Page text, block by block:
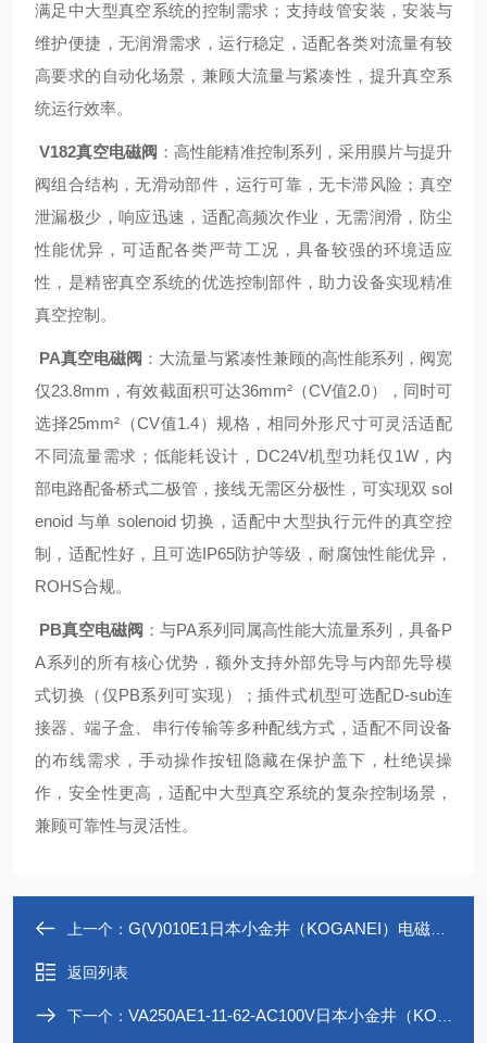
满足中大型真空系统的控制需求；支持歧管安装，安装与
维护便捷，无润滑需求，运行稳定，适配各类对流量有较
高要求的自动化场景，兼顾大流量与紧凑性，提升真空系
统运行效率。
V182真空电磁阀 ：高性能精准控制系列，采用膜片与提升
阀组合结构，无滑动部件，运行可靠，无卡滞风险；真空
泄漏极少，响应迅速，适配高频次作业，无需润滑，防尘
性能优异，可适配各类严苛工况，具备较强的环境适应
性，是精密真空系统的优选控制部件，助力设备实现精准
真空控制。
PA真空电磁阀 ：大流量与紧凑性兼顾的高性能系列，阀宽
仅23.8mm，有效截面积可达36mm²（CV值2.0），同时可
选择25mm²（CV值1.4）规格，相同外形尺寸可灵活适配
不同流量需求；低能耗设计，DC24V机型功耗仅1W，内
部电路配备桥式二极管，接线无需区分极性，可实现双 sol
enoid 与单 solenoid 切换，适配中大型执行元件的真空控
制，适配性好，且可选IP65防护等级，耐腐蚀性能优异，
ROHS合规。
PB真空电磁阀 ：与PA系列同属高性能大流量系列，具备P
A系列的所有核心优势，额外支持外部先导与内部先导模
式切换（仅PB系列可实现）；插件式机型可选配D-sub连
接器、端子盒、串行传输等多种配线方式，适配不同设备
的布线需求，手动操作按钮隐藏在保护盖下，杜绝误操
作，安全性更高，适配中大型真空系统的复杂控制场景，
兼顾可靠性与灵活性。
上一个： G(V)010E1日本小金井（KOGANEI）电磁阀G010系列
返回列表
下一个： VA250AE1-11-62-AC100V日本小金井（KOGANEI）真空丸型电磁阀